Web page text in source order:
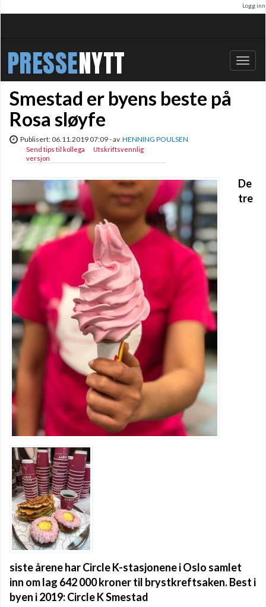
Logg inn
PRESSENYTT
Bytt
Smestad er byens beste på
Rosa sløyfe
Publisert: 06.11.2019 07:09 - av HENNING POULSEN
Send tips til kollega
Utskriftsvennlig
versjon
De
tre
siste årene har Circle K-stasjonene i Oslo samlet
inn om lag 642 000 kroner til brystkreftsaken. Best i
byen i 2019: Circle K Smestad